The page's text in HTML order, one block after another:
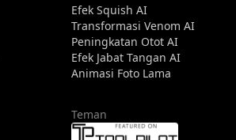
Efek Squish AI
Transformasi Venom AI
Peningkatan Otot AI
Efek Jabat Tangan AI
Animasi Foto Lama
Teman